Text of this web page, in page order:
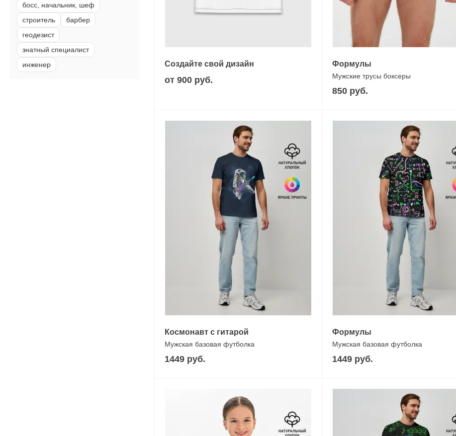
босс, начальник, шеф
строитель
барбер
геодезист
знатный специалист
инженер
Создайте свой дизайн
от 900 руб.
Формулы
Мужские трусы боксеры
850 руб.
Космонавт с гитарой
Мужская базовая футболка
1449 руб.
Формулы
Мужская базовая футболка
1449 руб.